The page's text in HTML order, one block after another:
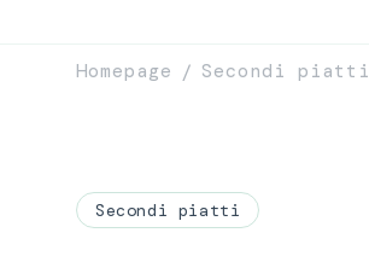
Homepage / Secondi piatti
Secondi piatti